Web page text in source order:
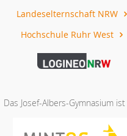
Landeselternschaft NRW
Hochschule Ruhr West
Das Josef-Albers-Gymnasium